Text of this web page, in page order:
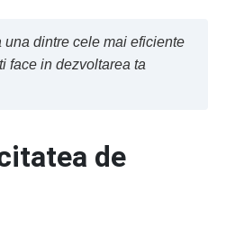
dintre cele mai eficiente
face in dezvoltarea ta
de